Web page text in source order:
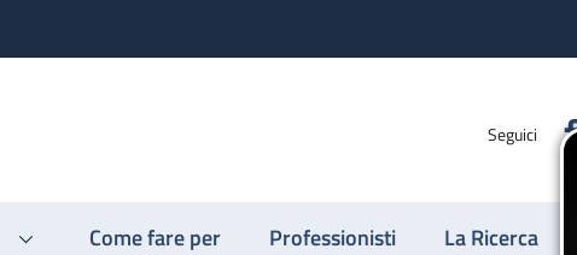
Seguici
Come fare per Professionisti La Ricerca